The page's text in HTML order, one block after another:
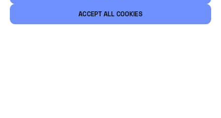
ACCEPT ALL COOKIES